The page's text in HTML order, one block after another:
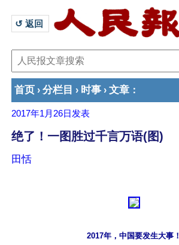
↺ 返回
首页 › 分栏目 › 时事 › 文章 ：
2017年1月26日 发表
绝了！一图胜过千言万语(图)
田恬
2017年，中国要发生大事！